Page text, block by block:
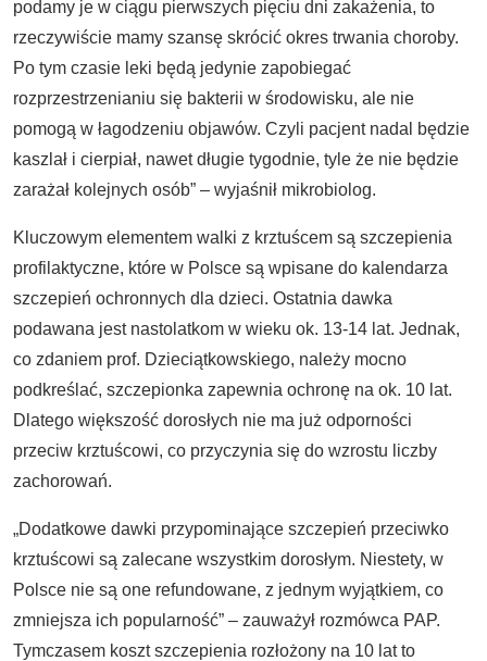
podamy je w ciągu pierwszych pięciu dni zakażenia, to
rzeczywiście mamy szansę skrócić okres trwania choroby.
Po tym czasie leki będą jedynie zapobiegać
rozprzestrzenianiu się bakterii w środowisku, ale nie
pomogą w łagodzeniu objawów. Czyli pacjent nadal będzie
kaszlał i cierpiał, nawet długie tygodnie, tyle że nie będzie
zarażał kolejnych osób” – wyjaśnił mikrobiolog.
Kluczowym elementem walki z krztuścem są szczepienia
profilaktyczne, które w Polsce są wpisane do kalendarza
szczepień ochronnych dla dzieci. Ostatnia dawka
podawana jest nastolatkom w wieku ok. 13-14 lat. Jednak,
co zdaniem prof. Dzieciątkowskiego, należy mocno
podkreślać, szczepionka zapewnia ochronę na ok. 10 lat.
Dlatego większość dorosłych nie ma już odporności
przeciw krztuścowi, co przyczynia się do wzrostu liczby
zachorowań.
„Dodatkowe dawki przypominające szczepień przeciwko
krztuścowi są zalecane wszystkim dorosłym. Niestety, w
Polsce nie są one refundowane, z jednym wyjątkiem, co
zmniejsza ich popularność” – zauważył rozmówca PAP.
Tymczasem koszt szczepienia rozłożony na 10 lat to